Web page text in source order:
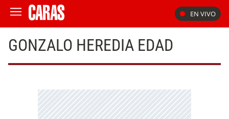
EN VIVO
GONZALO HEREDIA EDAD